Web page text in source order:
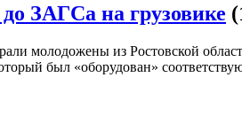
ЗАГСа на грузовике
молодожены из Ростовской
был «оборудован»